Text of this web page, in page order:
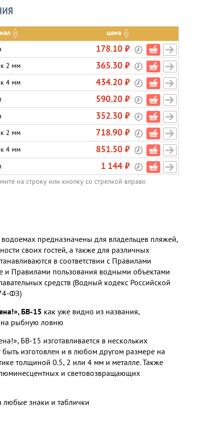
цена
178.10 ₽
2 мм 365.30 ₽
4 мм 434.20 ₽
590.20 ₽
352.30 ₽
2 мм 718.90 ₽
4 мм 851.50 ₽
1 144 ₽
на строку или кнопку со стрелкой вправо
предназначены для владельцев пляжей,
своих гостей, а также для различных
в соответствии с Правилами
Правилами пользования водными объектами
средств (Водный кодекс Российской
ФЗ)
БВ-15 как уже видно из названия,
на рыбную ловню
БВ-15 изготавливается в нескольких
изготовлен и в любом другом размере на
толщиной 0.5, 2 или 4 мм и металле. Также
и световозвращающих
любые знаки и таблички